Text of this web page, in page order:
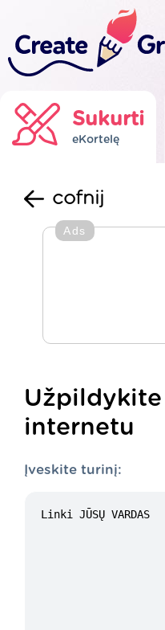
Sukurti
eKortelę
cofnij
Ads
internetu
Įveskite turinį: